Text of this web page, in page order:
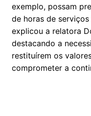
exemplo, possam
de horas de
explicou a relatora
destacando a
restituírem os
comprometer a